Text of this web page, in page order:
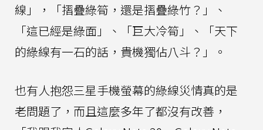
線」，「摺疊綠筍，還是摺疊綠竹？」、
「這已經是綠面」、「巨大冷筍」、「天下
的綠線有一石的話，貴機獨佔八斗？」。
也有人抱怨三星手機螢幕的綠線災情真的是
老問題了，而且這麼多年了都沒有改善，